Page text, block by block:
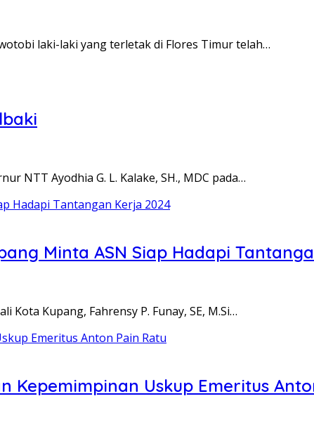
laki-laki yang terletak di Flores Timur telah…
NTT Ayodhia G. L. Kalake, SH., MDC pada…
Minta ASN Siap Hadapi
Kota Kupang, Fahrensy P. Funay, SE, M.Si…
Kepemimpinan Uskup Emeritus